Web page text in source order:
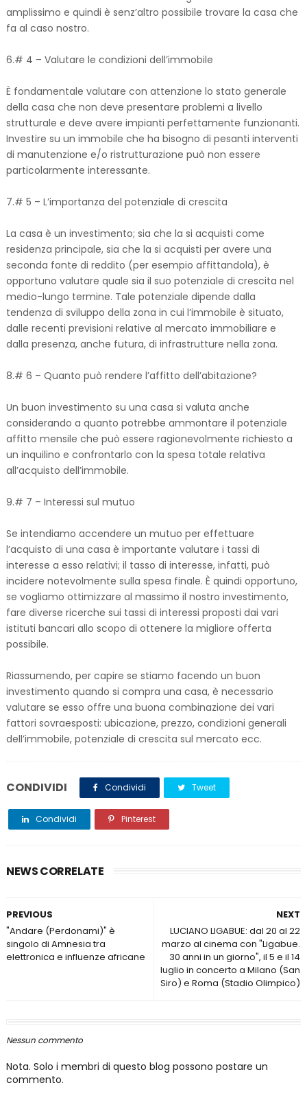
amplissimo e quindi è senz’altro possibile trovare la casa che
fa al caso nostro.
6.# 4 – Valutare le condizioni dell’immobile
È fondamentale valutare con attenzione lo stato generale
della casa che non deve presentare problemi a livello
strutturale e deve avere impianti perfettamente funzionanti.
Investire su un immobile che ha bisogno di pesanti interventi
di manutenzione e/o ristrutturazione può non essere
particolarmente interessante.
7.# 5 – L’importanza del potenziale di crescita
La casa è un investimento; sia che la si acquisti come
residenza principale, sia che la si acquisti per avere una
seconda fonte di reddito (per esempio affittandola), è
opportuno valutare quale sia il suo potenziale di crescita nel
medio-lungo termine. Tale potenziale dipende dalla
tendenza di sviluppo della zona in cui l’immobile è situato,
dalle recenti previsioni relative al mercato immobiliare e
dalla presenza, anche futura, di infrastrutture nella zona.
8.# 6 – Quanto può rendere l’affitto dell’abitazione?
Un buon investimento su una casa si valuta anche
considerando a quanto potrebbe ammontare il potenziale
affitto mensile che può essere ragionevolmente richiesto a
un inquilino e confrontarlo con la spesa totale relativa
all’acquisto dell’immobile.
9.# 7 – Interessi sul mutuo
Se intendiamo accendere un mutuo per effettuare
l’acquisto di una casa è importante valutare i tassi di
interesse a esso relativi; il tasso di interesse, infatti, può
incidere notevolmente sulla spesa finale. È quindi opportuno,
se vogliamo ottimizzare al massimo il nostro investimento,
fare diverse ricerche sui tassi di interessi proposti dai vari
istituti bancari allo scopo di ottenere la migliore offerta
possibile.
Riassumendo, per capire se stiamo facendo un buon
investimento quando si compra una casa, è necessario
valutare se esso offre una buona combinazione dei vari
fattori sovraesposti: ubicazione, prezzo, condizioni generali
dell’immobile, potenziale di crescita sul mercato ecc.
CONDIVIDI Condividi Tweet
Condividi Pinterest
NEWS CORRELATE
NEXT
LUCIANO LIGABUE: dal 20 al 22
marzo al cinema con "Ligabue.
30 anni in un giorno", il 5 e il 14
luglio in concerto a Milano (San
Siro) e Roma (Stadio Olimpico)
PREVIOUS
"Andare (Perdonami)" è
singolo di Amnesia tra
elettronica e influenze africane
Nessun commento
Nota. Solo i membri di questo blog possono postare un
commento.